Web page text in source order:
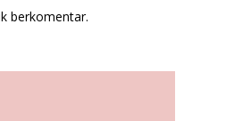
berkomentar.